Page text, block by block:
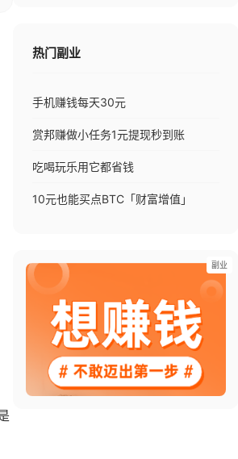
热门副业
手机赚钱每天30元
赏邦赚做小任务1元提现秒到账
吃喝玩乐用它都省钱
10元也能买点BTC「财富增值」
副业